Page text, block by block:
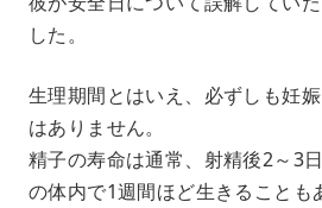
した。
生理期間とはいえ、必ずしも妊
はありません。
精子の寿命は通常、射精後2～3
の体内で1週間ほど生きることも